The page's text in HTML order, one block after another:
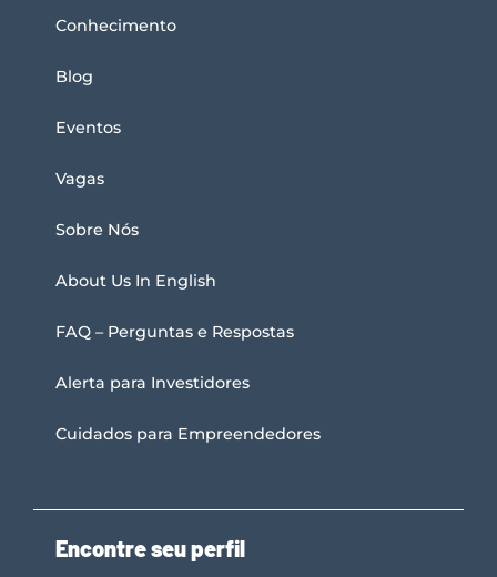
Conhecimento
Blog
Eventos
Vagas
Sobre Nós
About Us In English
FAQ – Perguntas e Respostas
Alerta para Investidores
Cuidados para Empreendedores
Encontre seu perfil